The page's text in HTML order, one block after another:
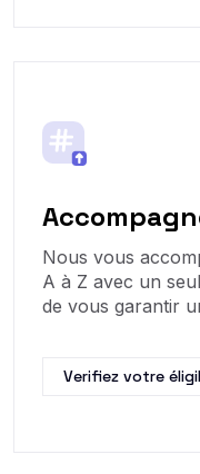
Nous vous
A à Z avec un
de vous garantir
Verifiez votre